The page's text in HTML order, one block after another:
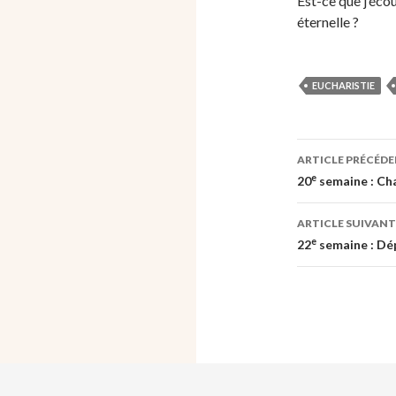
éternelle ?
EUCHARISTIE
des
articles
ARTICLE
20e semaine :
ARTICLE SUIVANT
22e semaine :